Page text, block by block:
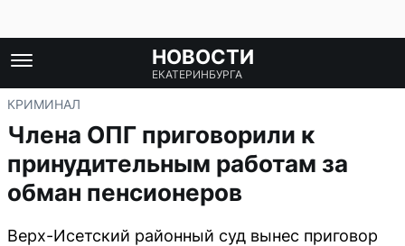
НОВОСТИ
ЕКАТЕРИНБУРГА
КРИМИНАЛ
Члена ОПГ приговорили к
принудительным работам за
обман пенсионеров
Верх-Исетский районный суд вынес приговор